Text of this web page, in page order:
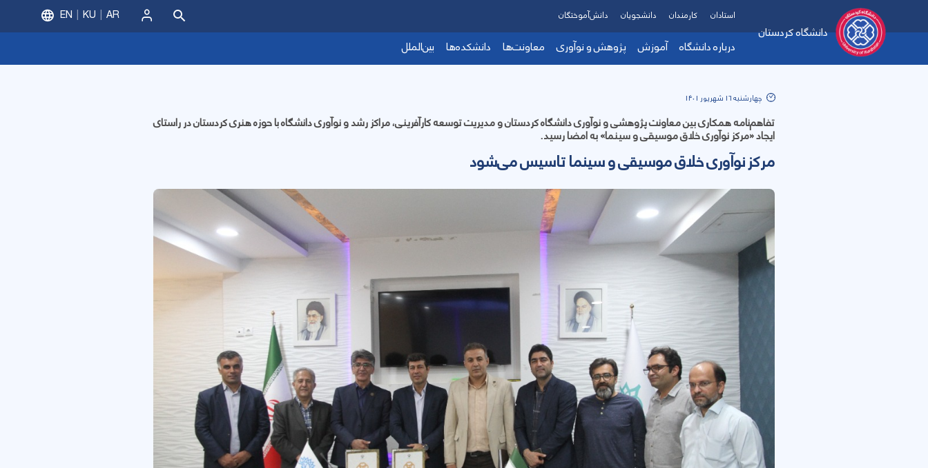
دانشگاه کردستان
درباره دانشگاه آموزش پژوهش و نوآوری معاونت‌ها دانشکده‌ها بین‌الملل
استادان کارمندان دانشجویان دانش‌آموختگان
ورود
EN KU AR
چهارشنبه 16 شهریور 1401
تفاهم‌نامه همکاری بین معاونت پژوهشی و نوآوری دانشگاه کردستان و مدیریت توسعه کارآفرینی، مراکز رشد و نوآوری دانشگاه با حوزه هنری کردستان در راستای
ایجاد «مرکز نوآوری خلاق موسیقی و سینما» به امضا رسید.
مرکز نوآوری خلاق موسیقی و سینما تاسیس می‌شود